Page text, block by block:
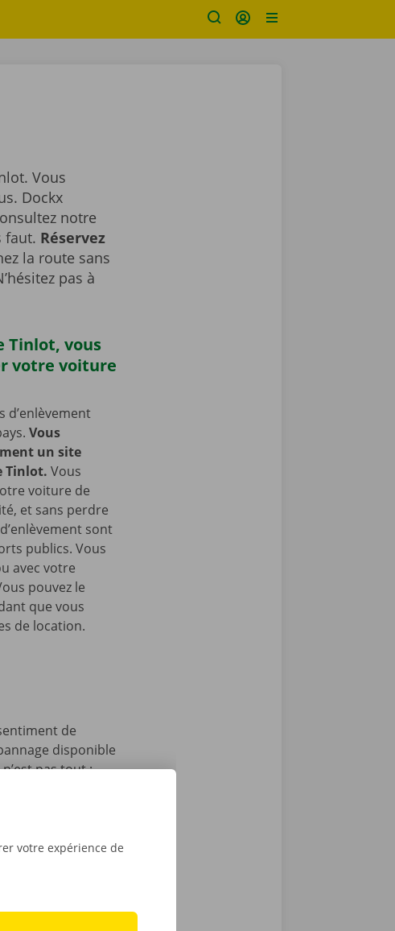
Vous
Dockx
notre
faut. Réservez
la route sans
pas à
Tinlot, vous
votre voiture
d’enlèvement
Vous
un site
Tinlot. Vous
voiture de
et sans perdre
sont
publics. Vous
avec votre
pouvez le
que vous
de location.
de
disponible
pas tout :
que vous
votre expérience de